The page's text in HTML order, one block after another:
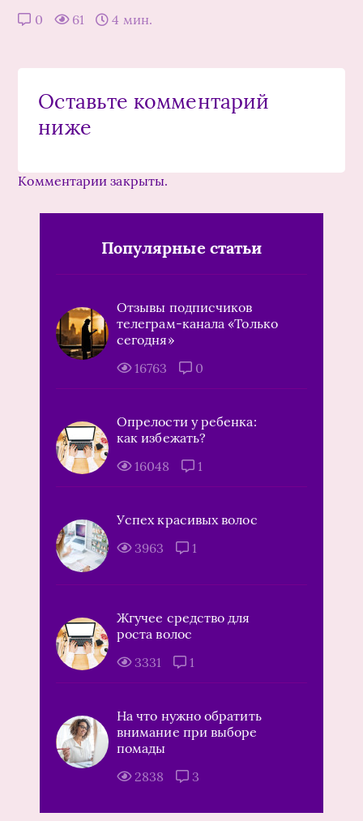
0 61 4 мин.
Оставьте комментарий
ниже
Комментарии закрыты.
Популярные статьи
Отзывы подписчиков
телеграм-канала «Только
сегодня»
16763
0
Опрелости у ребенка:
как избежать?
16048
1
Успех красивых волос
3963
1
Жгучее средство для
роста волос
3331
1
На что нужно обратить
внимание при выборе
помады
2838
3